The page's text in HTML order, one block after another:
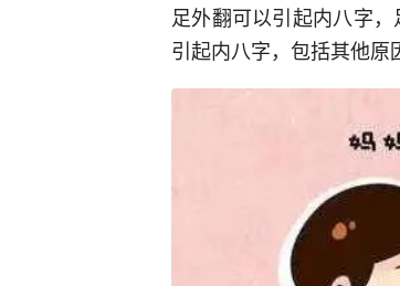
足外翻可以引起内八字
引起内八字，包括其他原